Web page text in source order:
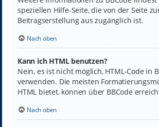
speziellen Hilfe-Seite, die von der Seite
Beitragserstellung aus zugänglich ist.
Nach oben
Kann ich HTML benutzen?
Nein, es ist nicht möglich, HTML-Code in
verwenden. Die meisten
HTML bietet, können über BBCode
Nach oben